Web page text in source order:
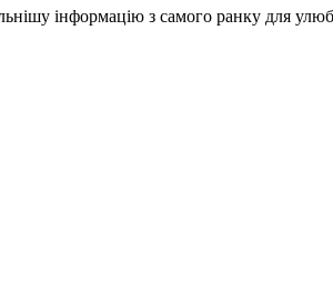
інформацію з самого ранку для